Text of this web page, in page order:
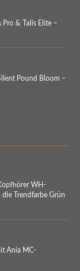
Pro & Talis Elite –
Pound Bloom –
WH-
Trendfarbe Grün
Ania MC-